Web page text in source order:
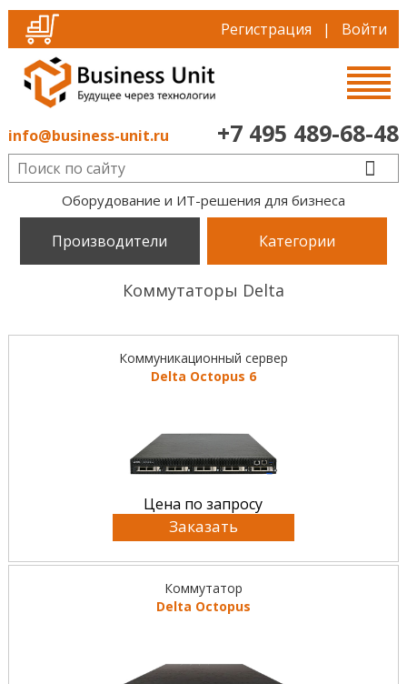
Регистрация | Войти
info@business-unit.ru +7 495 489-68-48
Оборудование и ИТ-решения для бизнеса
Производители Категории
Коммутаторы Delta
Коммуникационный сервер
Delta Octopus 6
Цена по запросу
Заказать
Коммутатор
Delta Octopus